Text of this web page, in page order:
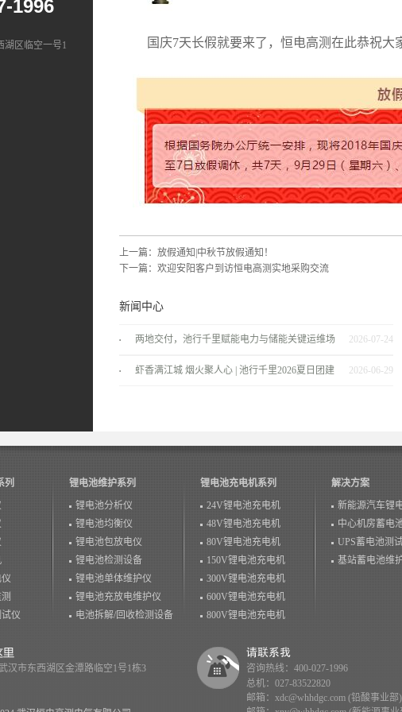
1996
湖区临空一号1
国庆7天长假就要来了，恒电高测在此恭祝大
上一篇： 放假通知|中秋节放假通知！
下一篇： 欢迎安阳客户到访恒电高测实地采购交流
新闻中心
两地交付，池行千里赋能电力与储能关键运维场
景！
2026-07-24
虾香满江城 烟火聚人心 | 池行千里2026夏日团建 2026-06-29
列
仪
锂电池维护系列
锂电池分析仪
锂电池均衡仪
锂电池包放电仪
锂电池检测设备
锂电池单体维护仪
锂电池充放电维护仪
电池拆解/回收检测设备
锂电池充电机系列
24V锂电池充电机
48V锂电池充电机
80V锂电池充电机
150V锂电池充电机
300V锂电池充电机
600V锂电池充电机
800V锂电池充电机
解决方案
新能源汽车锂
中心机房蓄电
UPS蓄电池测
基站蓄电池维
汉市东西湖区金潭路临空1号1栋3
咨询热线：400-027-1996
总机：027-83522820
邮箱：xdc@whhdgc.com (铅酸事业部)